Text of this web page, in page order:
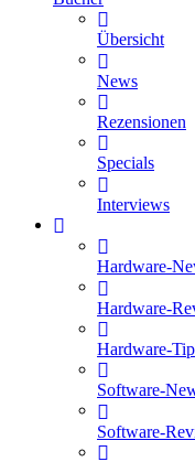
Übersicht
News
Rezensionen
Specials
Interviews
Hardware-
Hardware-
Hardware-
Software-
Software-